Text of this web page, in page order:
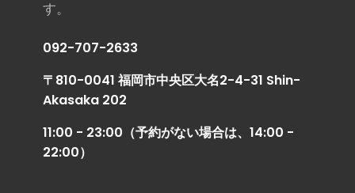
す。
092-707-2633
〒810-0041 福岡市中央区大名2-4-31 Shin-
Akasaka 202
11:00 - 23:00（予約がない場合は、14:00 -
22:00）